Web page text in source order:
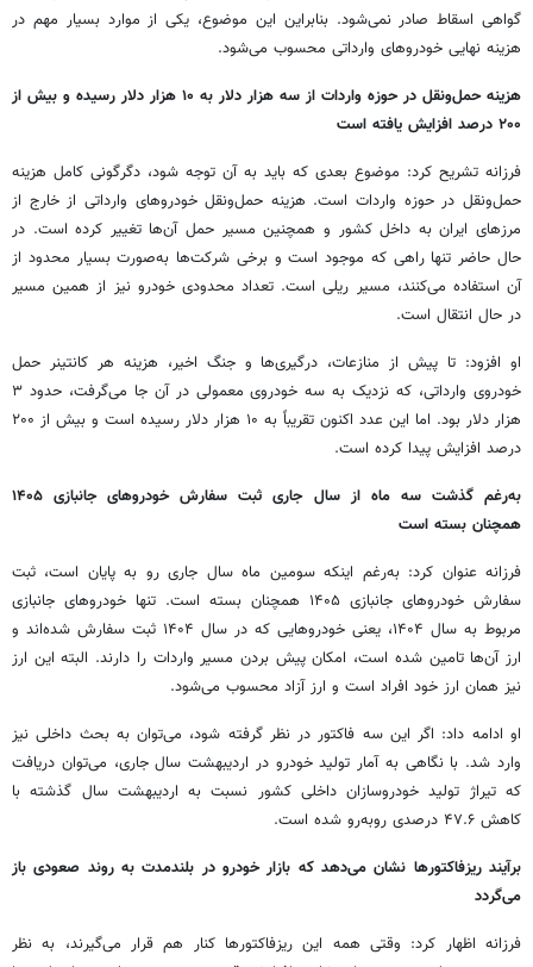
گواهی اسقاط صادر نمی‌شود. بنابراین این موضوع، یکی از موارد بسیار مهم در
هزینه نهایی خودروهای وارداتی محسوب می‌شود.
هزینه حمل‌ونقل در حوزه واردات از سه هزار دلار به ۱۰ هزار دلار رسیده و بیش از
۲۰۰ درصد افزایش یافته است
فرزانه تشریح کرد: موضوع بعدی که باید به آن توجه شود، دگرگونی کامل هزینه
حمل‌ونقل در حوزه واردات است. هزینه حمل‌ونقل خودروهای وارداتی از خارج از
مرزهای ایران به داخل کشور و همچنین مسیر حمل آن‌ها تغییر کرده است. در
حال حاضر تنها راهی که موجود است و برخی شرکت‌ها به‌صورت بسیار محدود از
آن استفاده می‌کنند، مسیر ریلی است. تعداد محدودی خودرو نیز از همین مسیر
در حال انتقال است.
او افزود: تا پیش از منازعات، درگیری‌ها و جنگ اخیر، هزینه هر کانتینر حمل
خودروی وارداتی، که نزدیک به سه خودروی معمولی در آن جا می‌گرفت، حدود ۳
هزار دلار بود. اما این عدد اکنون تقریباً به ۱۰ هزار دلار رسیده است و بیش از ۲۰۰
درصد افزایش پیدا کرده است.
به‌رغم گذشت سه ماه از سال جاری ثبت سفارش خودروهای جانبازی ۱۴۰۵
همچنان بسته است
فرزانه عنوان کرد: به‌رغم اینکه سومین ماه سال جاری رو به پایان است، ثبت
سفارش خودروهای جانبازی ۱۴۰۵ همچنان بسته است. تنها خودروهای جانبازی
مربوط به سال ۱۴۰۴، یعنی خودروهایی که در سال ۱۴۰۴ ثبت سفارش شده‌اند و
ارز آن‌ها تامین شده است، امکان پیش بردن مسیر واردات را دارند. البته این ارز
نیز همان ارز خود افراد است و ارز آزاد محسوب می‌شود.
او ادامه داد: اگر این سه فاکتور در نظر گرفته شود، می‌توان به بحث داخلی نیز
وارد شد. با نگاهی به آمار تولید خودرو در اردیبهشت سال جاری، می‌توان دریافت
که تیراژ تولید خودروسازان داخلی کشور نسبت به اردیبهشت سال گذشته با
کاهش ۴۷.۶ درصدی روبه‌رو شده است.
برآیند ریزفاکتورها نشان می‌دهد که بازار خودرو در بلندمدت به روند صعودی باز
می‌گردد
فرزانه اظهار کرد: وقتی همه این ریزفاکتورها کنار هم قرار می‌گیرند، به نظر